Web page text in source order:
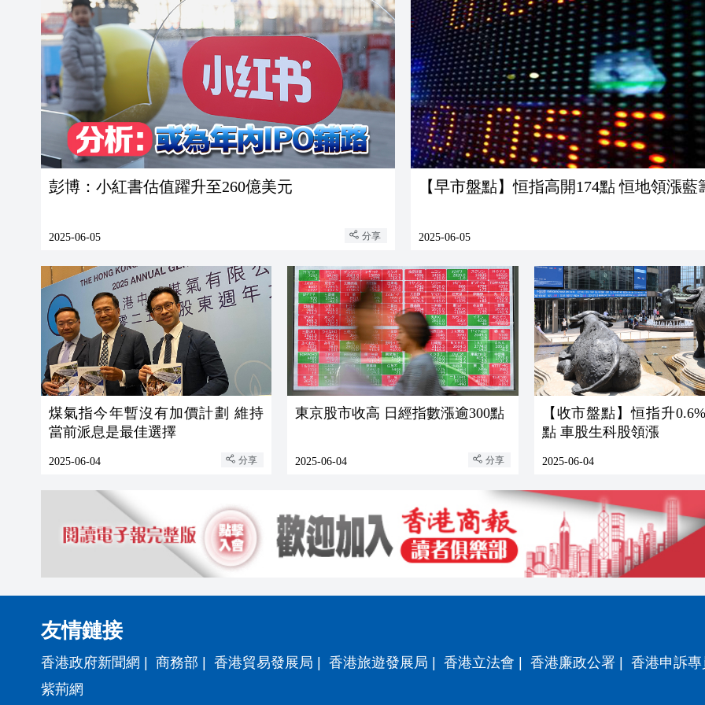
彭博：小紅書估值躍升至260億美元
2025-06-05 分享
【早市盤點】恒指高開174點 恒地領漲藍
2025-06-05
煤氣指今年暫沒有加價計劃 維持
當前派息是最佳選擇
2025-06-04 分享
東京股市收高 日經指數漲逾300點
2025-06-04 分享
【收市盤點】恒指升
點 車股生科股領漲
2025-06-04
友情鏈接
香港政府新聞網 | 商務部 | 香港貿易發展局 | 香港旅遊發展局 | 香港立法會 | 香港廉政公署 | 香港申訴
紫荊網